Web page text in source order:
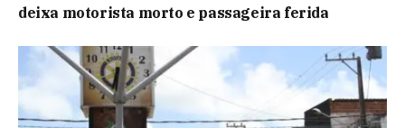
deixa motorista morto e passageira ferida